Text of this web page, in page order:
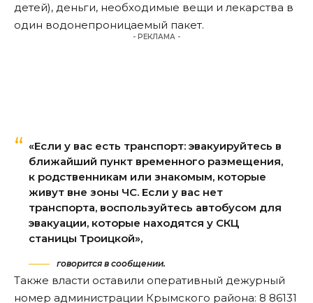
детей), деньги, необходимые вещи и лекарства в
один водонепроницаемый пакет.
- РЕКЛАМА -
«Если у вас есть транспорт: эвакуируйтесь в
ближайший пункт временного размещения,
к родственникам или знакомым, которые
живут вне зоны ЧС. Если у вас нет
транспорта, воспользуйтесь автобусом для
эвакуации, которые находятся у СКЦ
станицы Троицкой»,
говорится в сообщении.
Также власти оставили оперативный дежурный
номер администрации Крымского района: 8 86131